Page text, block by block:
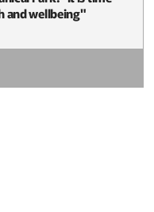
and wellbeing"